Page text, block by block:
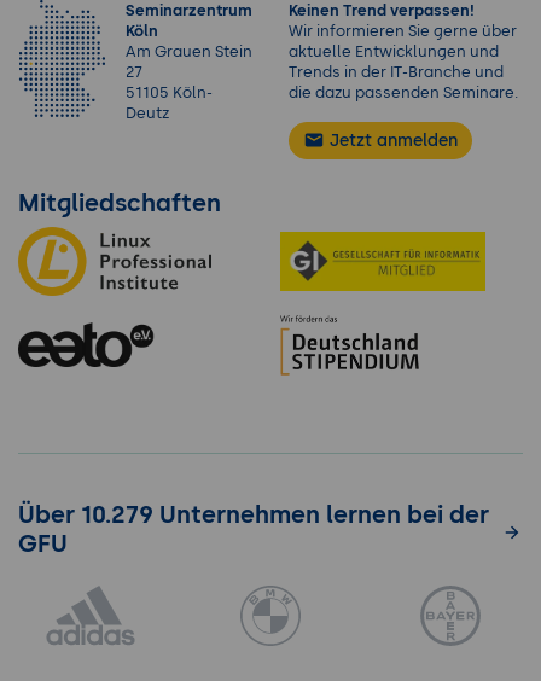
Seminarzentrum
Köln
Am Grauen Stein
27
51105 Köln-
Deutz
Keinen Trend verpassen!
Wir informieren Sie gerne über
aktuelle Entwicklungen und
Trends in der IT-Branche und
die dazu passenden Seminare.
Jetzt anmelden
Mitgliedschaften
Über 10.279 Unternehmen lernen bei der
GFU